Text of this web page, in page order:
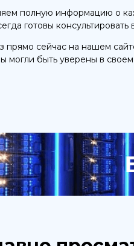
полную информацию о
готовы
прямо сейчас на нашем
могли быть уверены в